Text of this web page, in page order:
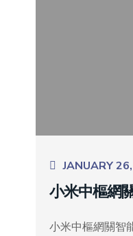
JANUARY
小米中樞網
小米中樞網關智